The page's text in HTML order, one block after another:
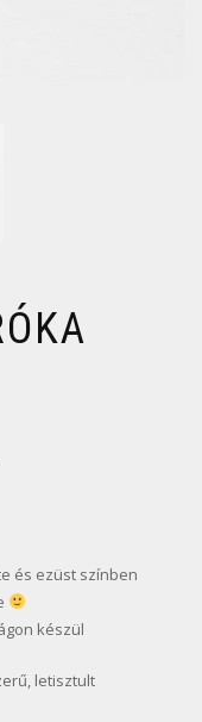
és ezüst színben
készül
letisztult